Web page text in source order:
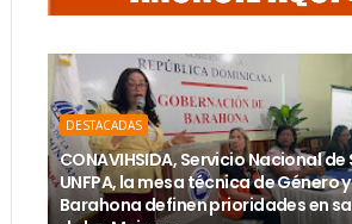
DESTACADAS
CONAVIHSIDA, Servicio Nacional de
UNFPA, la mesa técnica de Género
Barahona definen prioridades en